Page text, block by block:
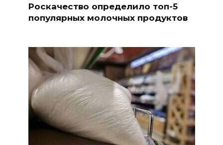
Роскачество определило топ-5
популярных молочных продуктов